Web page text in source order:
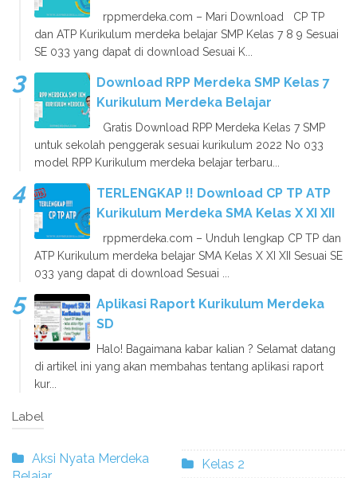
rppmerdeka.com – Mari Download CP TP
dan ATP Kurikulum merdeka belajar SMP Kelas 7 8 9 Sesuai
SE 033 yang dapat di download Sesuai K...
Download RPP Merdeka SMP Kelas 7
Kurikulum Merdeka Belajar
Gratis Download RPP Merdeka Kelas 7 SMP
untuk sekolah penggerak sesuai kurikulum 2022 No 033
model RPP Kurikulum merdeka belajar terbaru...
TERLENGKAP !! Download CP TP ATP
Kurikulum Merdeka SMA Kelas X XI XII
rppmerdeka.com – Unduh lengkap CP TP dan
ATP Kurikulum merdeka belajar SMA Kelas X XI XII Sesuai SE
033 yang dapat di download Sesuai ...
Aplikasi Raport Kurikulum Merdeka
SD
Halo! Bagaimana kabar kalian ? Selamat datang
di artikel ini yang akan membahas tentang aplikasi raport
kur...
Label
Aksi Nyata Merdeka
Kelas 2